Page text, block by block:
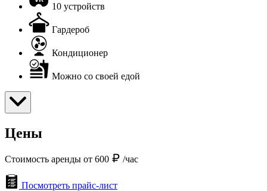
10 устройств
Гардероб
Кондиционер
Можно со своей едой
Цены
Стоимость аренды от 600 /час
Посмотреть прайс-лист